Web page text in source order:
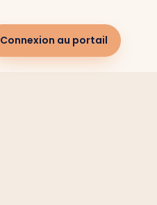
Connexion au portail